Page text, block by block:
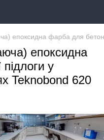
епоксидна фарба для
епоксидна
у
Teknobond 620